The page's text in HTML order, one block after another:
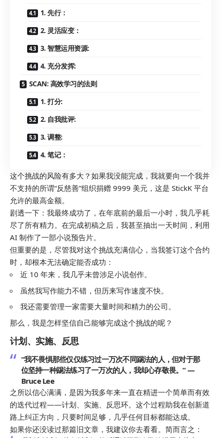
1. 先行：
2. 灵活应变：
3. 智慧运用资源:
4. 充分发挥:
SCAN: 高效学习的法则
1. 打分:
2. 自我批评:
3. 调整:
4. 笔记：
这个挑战的风险有多大？如果我没能完成，我就要向一个我并
不支持的所谓“反慈善”组织捐赠 9999 美元，这是 StickK 平台
允许的最高金额。
剧透一下：我最终成功了，在年底前的最后一小时，我几乎耗
尽了所有精力。在完成初稿之后，我甚至抽出一天时间，利用
AI 制作了一部小说预告片。
但重要的是，尽管我对这个挑战充满信心，当我签订这个合约
时，却根本无法确定能否成功：
近 10 年来，我几乎未曾涉足小说创作。
虽然我写作能力不错，但历来写作速度不快。
我还需要管理一家需要大量时间和精力的公司。
那么，我是怎样坚信自己能够完成这个挑战的呢？
计划、实施、反思
“我不畏惧那些仅仅练习过一万次不同踢法的人，但对于那
位坚持一种踢法练习了一万次的人，我却心存敬畏。” —
Bruce Lee
之所以信心满满，是因为我多年来一直在精进一个简单而有效
的迭代过程——计划、实施、反思环。这个过程助我在创新道
路上纠正方向，只要时间足够，几乎任何目标都能达成。
如果你还没读过那篇旧文章，我建议你去看看。简而言之：